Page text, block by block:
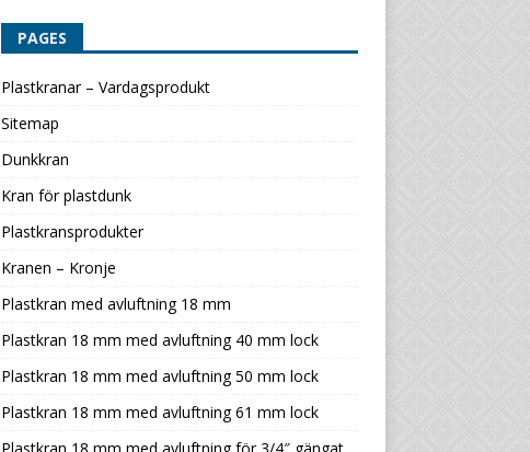
PAGES
Plastkranar – Vardagsprodukt
Sitemap
Dunkkran
Kran för plastdunk
Plastkransprodukter
Kranen – Kronje
Plastkran med avluftning 18 mm
Plastkran 18 mm med avluftning 40 mm lock
Plastkran 18 mm med avluftning 50 mm lock
Plastkran 18 mm med avluftning 61 mm lock